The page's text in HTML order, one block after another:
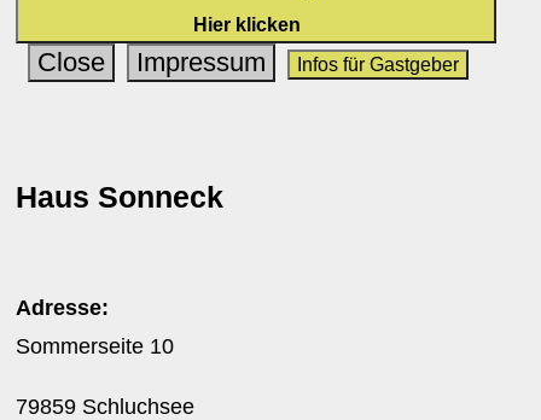
Hier klicken
Close Impressum Infos für Gastgeber
Haus Sonneck
Adresse:
Sommerseite 10
79859 Schluchsee